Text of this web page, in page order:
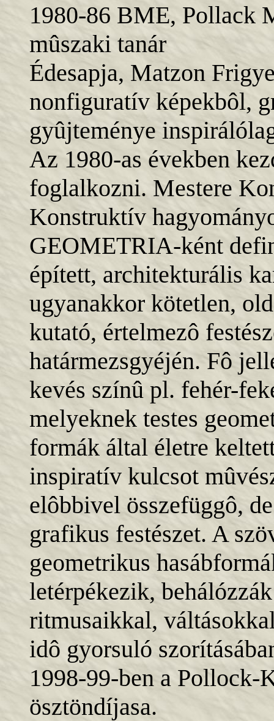
1980-86 BME, Pollack
mûszaki tanár
Édesapja, Matzon
nonfiguratív képekbôl,
gyûjteménye
Az 1980-as években
foglalkozni. Mestere
Konstruktív
GEOMETRIA-ként
épített, architekturális
ugyanakkor kötetlen,
kutató, értelmezô
határmezsgyéjén. Fô
kevés színû pl. fehér-
melyeknek testes
formák által életre
inspiratív kulcsot
elôbbivel összefüggô,
grafikus festészet. A
geometrikus
letérpékezik,
ritmusaikkal,
idô gyorsuló
1998-99-ben a Pollock-
ösztöndíjasa.